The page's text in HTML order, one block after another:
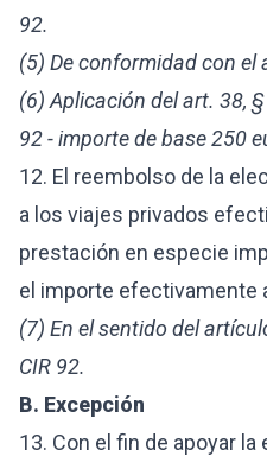
92.
(5) De conformidad con el
(6) Aplicación del art. 38,
92 - importe de base 250
12. El reembolso de la
a los viajes privados
prestación en especie
el importe efectivamente
(7) En el sentido del
CIR 92.
B. Excepción
13. Con el fin de apoyar